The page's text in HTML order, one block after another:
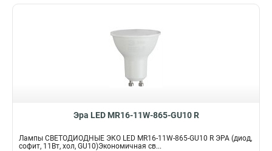
Эра LED MR16-11W-865-GU10 R
Лампы СВЕТОДИОДНЫЕ ЭКО LED MR16-11W-865-GU10 R ЭРА (диод,
софит, 11Вт, хол, GU10)Экономичная св...